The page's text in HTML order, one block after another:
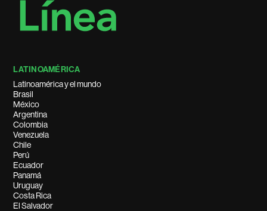
LATINOAMÉRICA
Latinoamérica y el mundo
Brasil
México
Argentina
Colombia
Venezuela
Chile
Perú
Ecuador
Panamá
Uruguay
Costa Rica
El Salvador